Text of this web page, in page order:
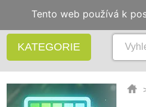
KATEGORIE
Tento web používá k